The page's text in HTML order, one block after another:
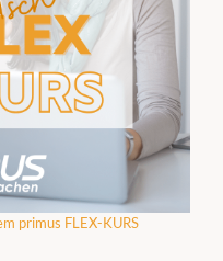
primus FLEX-KURS